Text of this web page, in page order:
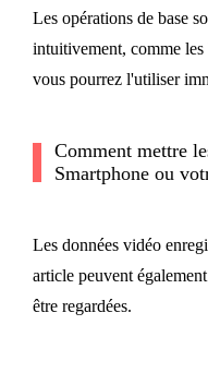
Les opérations de base
intuitivement, comme
vous pourrez l'utiliser
Comment mettre
Smartphone ou
Les données vidéo
article peuvent
être regardées.